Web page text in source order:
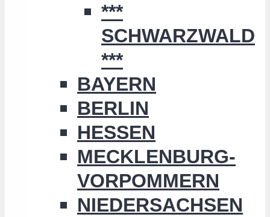
***
SCHWARZWALD
***
BAYERN
BERLIN
HESSEN
MECKLENBURG-
VORPOMMERN
NIEDERSACHSEN